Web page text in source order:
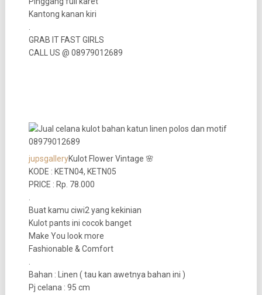
Kantong kanan kiri
.
GRAB IT FAST GIRLS
CALL US @ 08979012689
jupsgalleryKulot Flower Vintage 🌸
KODE : KETN04, KETN05
PRICE : Rp. 78.000
.
Buat kamu ciwi2 yang kekinian
Kulot pants ini cocok banget
Make You look more
Fashionable & Comfort
.
Bahan : Linen ( tau kan awetnya bahan ini )
Pj celana : 95 cm